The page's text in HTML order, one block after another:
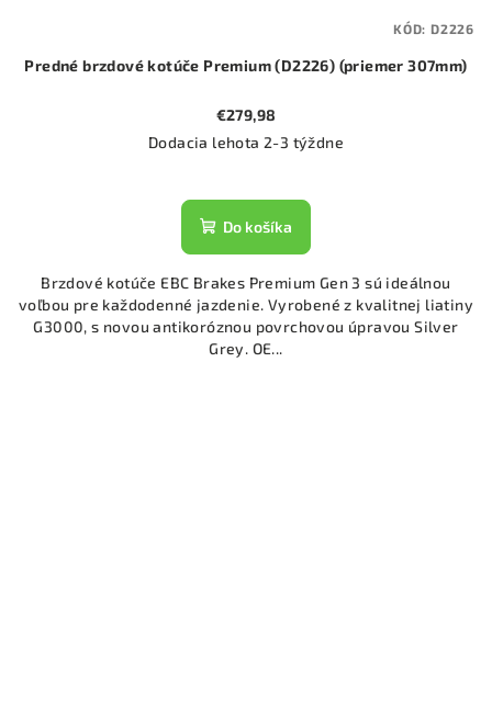
Predné brzdové kotúče Premium (D2226) (priemer 307mm)
€279,98
Dodacia lehota 2-3 týždne
Do košíka
Brzdové kotúče EBC Brakes Premium Gen 3 sú ideálnou
voľbou pre každodenné jazdenie. Vyrobené z kvalitnej liatiny
G3000, s novou antikoróznou povrchovou úpravou Silver
Grey. OE...
KÓD: D2226